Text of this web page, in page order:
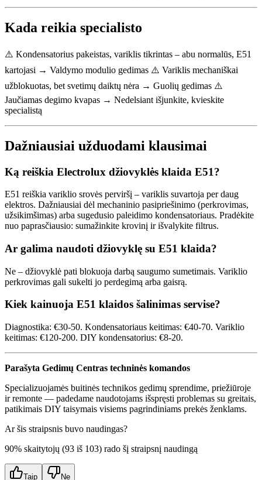
Kada reikia specialisto
⚠️ Kondensatorius pakeistas, variklis tikrintas – abu normalūs, E51
kartojasi → Valdymo modulio gedimas ⚠️ Variklis mechaniškai
užblokuotas, bet svetimų daiktų nėra → Guolių gedimas ⚠️
Jaučiamas degimo kvapas → Nedelsiant išjunkite, kvieskite
specialistą
Dažniausiai užduodami klausimai
Ką reiškia Electrolux džiovyklės klaida E51?
E51 reiškia variklio srovės perviršį – variklis suvartoja per daug
elektros. Dažniausiai dėl mechaninio pasipriešinimo (perkrovimas,
užsikimšimas) arba sugedusio paleidimo kondensatoriaus. Pradėkite
nuo paprasčiausio: sumažinkite krovinį ir išvalykite filtrus.
Ar galima naudoti džiovyklę su E51 klaida?
Ne – džiovyklė pati blokuoja darbą saugumo sumetimais. Variklio
perkrovimas gali sukelti jo perdegimą arba gaisrą.
Kiek kainuoja E51 klaidos šalinimas servise?
Diagnostika: €30-50. Kondensatoriaus keitimas: €40-70. Variklio
keitimas: €120-200. DIY kondensatorius: €8-20.
Parašyta Gedimų Centras techninės komandos
Specializuojamės buitinės technikos gedimų sprendime, priežiūroje
ir remonte — padedame naudotojams išspręsti problemas su greitais,
patikimais DIY taisymais visiems pagrindiniams prekės ženklams.
Ar šis straipsnis buvo naudingas?
90% skaitytojų (93 iš 103) rado šį straipsnį naudingą
Taip Ne